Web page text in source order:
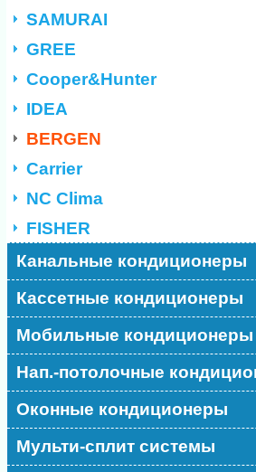
SAMURAI
GREE
Cooper&Hunter
IDEA
BERGEN
Carrier
NC Clima
FISHER
Канальные кондиционеры
Кассетные кондиционеры
Мобильные кондиционеры
Нап.-потолочные
Оконные кондиционеры
Мульти-сплит системы